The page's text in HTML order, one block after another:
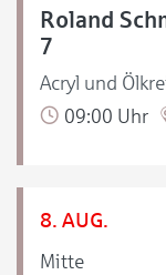
Roland
7
Acryl und
09:00 Uhr
8. AUG.
Mitte